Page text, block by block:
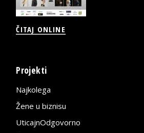
ČITAJ ONLINE
Projekti
Najkolega
Žene u biznisu
UticajnOdgovorno